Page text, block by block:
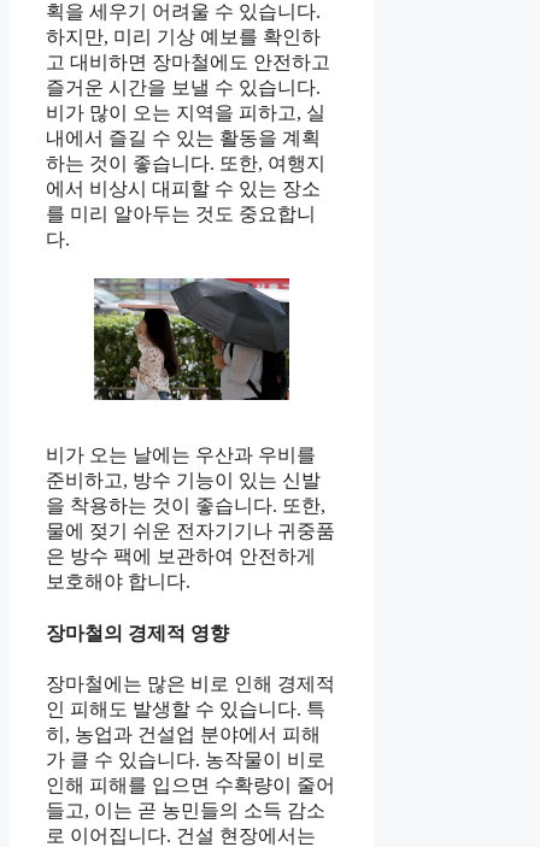
획을 세우기 어려울 수 있습니다.
하지만, 미리 기상 예보를 확인하
고 대비하면 장마철에도 안전하고
즐거운 시간을 보낼 수 있습니다.
비가 많이 오는 지역을 피하고, 실
내에서 즐길 수 있는 활동을 계획
하는 것이 좋습니다. 또한, 여행지
에서 비상시 대피할 수 있는 장소
를 미리 알아두는 것도 중요합니
다.
비가 오는 날에는 우산과 우비를
준비하고, 방수 기능이 있는 신발
을 착용하는 것이 좋습니다. 또한,
물에 젖기 쉬운 전자기기나 귀중품
은 방수 팩에 보관하여 안전하게
보호해야 합니다.
장마철의 경제적 영향
장마철에는 많은 비로 인해 경제적
인 피해도 발생할 수 있습니다. 특
히, 농업과 건설업 분야에서 피해
가 클 수 있습니다. 농작물이 비로
인해 피해를 입으면 수확량이 줄어
들고, 이는 곧 농민들의 소득 감소
로 이어집니다. 건설 현장에서는